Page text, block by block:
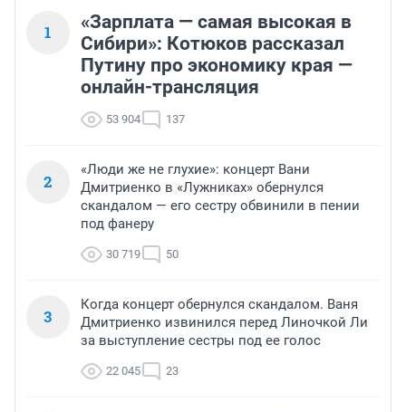
1
«Зарплата — самая высокая в
Сибири»: Котюков рассказал
Путину про экономику края —
онлайн-трансляция
53 904 137
2
«Люди же не глухие»: концерт Вани
Дмитриенко в «Лужниках» обернулся
скандалом — его сестру обвинили в пении
под фанеру
30 719 50
3
Когда концерт обернулся скандалом. Ваня
Дмитриенко извинился перед Линочкой Ли
за выступление сестры под ее голос
22 045 23